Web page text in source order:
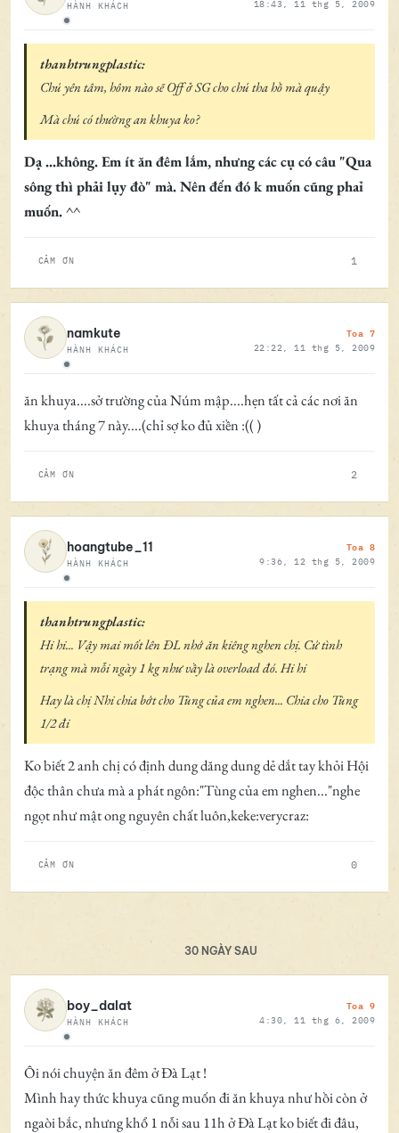
Ngoại tuyến
HÀNH KHÁCH 18:43, 11 thg 5, 2009
thanhtrungplastic:
Chú yên tâm, hôm nào sẽ Off ở SG cho chú tha hồ mà quậy
Mà chú có thường an khuya ko?
Dạ ...không. Em ít ăn đêm lắm, nhưng các cụ có câu "Qua
sông thì phải lụy đò" mà. Nên đến đó k muốn cũng phaỉ
muốn. ^^
CẢM ƠN 1
Ngoại tuyến
namkute
HÀNH KHÁCH
Toa 7
22:22, 11 thg 5, 2009
ăn khuya....sở trường của Núm mập....hẹn tất cả các nơi ăn
khuya tháng 7 này....(chỉ sợ ko đủ xiền :(( )
CẢM ƠN 2
Ngoại tuyến
hoangtube_11
HÀNH KHÁCH
Toa 8
9:36, 12 thg 5, 2009
thanhtrungplastic:
Hi hi... Vậy mai mốt lên ĐL nhớ ăn kiêng nghen chị. Cứ tình
trạng mà mỗi ngày 1 kg như vầy là overload đó. Hi hi
Hay là chị Nhi chia bớt cho Tùng của em nghen... Chia cho Tùng
1/2 đi
Ko biết 2 anh chị có định dung dăng dung dẻ dắt tay khỏi Hội
độc thân chưa mà a phát ngôn:"Tùng của em nghen..."nghe
ngọt như mật ong nguyên chất luôn,keke:verycraz:
CẢM ƠN 0
30 NGÀY SAU
Ngoại tuyến
boy_dalat
HÀNH KHÁCH
Toa 9
4:30, 11 thg 6, 2009
Ôi nói chuyện ăn đêm ở Đà Lạt !
Mình hay thức khuya cũng muốn đi ăn khuya như hồi còn ở
ngaòi bắc, nhưng khổ 1 nỗi sau 11h ở Đà Lạt ko biết đi đâu,